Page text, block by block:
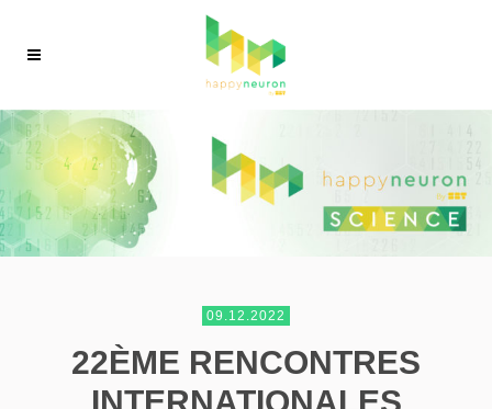
09.12.2022
22ÈME RENCONTRES
INTERNATIONALES